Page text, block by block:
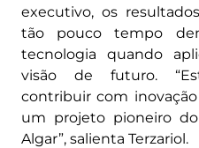
executivo, os
tão pouco tempo
tecnologia quando
visão de futuro.
contribuir com
um projeto pioneiro
Algar”, salienta Terzariol.